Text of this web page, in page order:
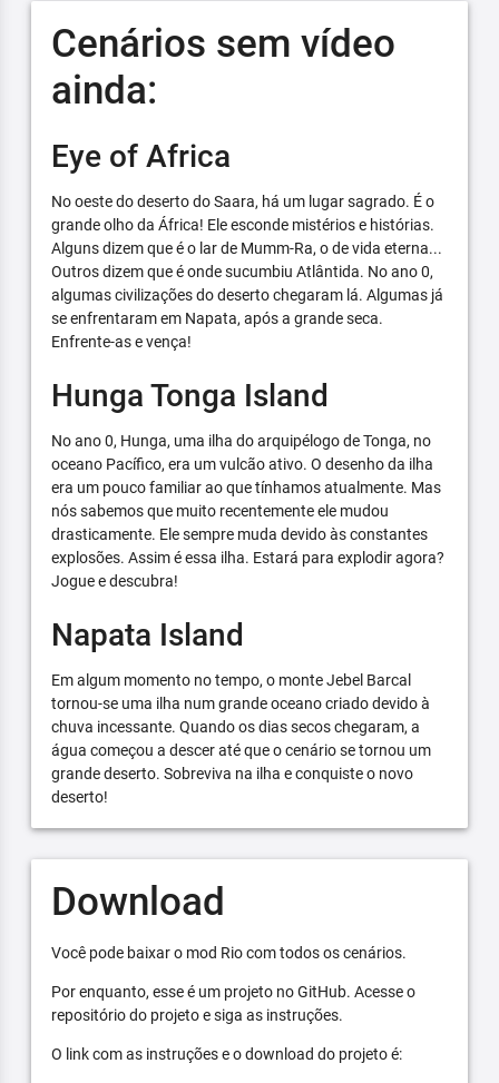
Cenários sem vídeo
ainda:
Eye of Africa
No oeste do deserto do Saara, há um lugar sagrado. É o
grande olho da África! Ele esconde mistérios e histórias.
Alguns dizem que é o lar de Mumm-Ra, o de vida eterna...
Outros dizem que é onde sucumbiu Atlântida. No ano 0,
algumas civilizações do deserto chegaram lá. Algumas já
se enfrentaram em Napata, após a grande seca.
Enfrente-as e vença!
Hunga Tonga Island
No ano 0, Hunga, uma ilha do arquipélogo de Tonga, no
oceano Pacífico, era um vulcão ativo. O desenho da ilha
era um pouco familiar ao que tínhamos atualmente. Mas
nós sabemos que muito recentemente ele mudou
drasticamente. Ele sempre muda devido às constantes
explosões. Assim é essa ilha. Estará para explodir agora?
Jogue e descubra!
Napata Island
Em algum momento no tempo, o monte Jebel Barcal
tornou-se uma ilha num grande oceano criado devido à
chuva incessante. Quando os dias secos chegaram, a
água começou a descer até que o cenário se tornou um
grande deserto. Sobreviva na ilha e conquiste o novo
deserto!
Download
Você pode baixar o mod Rio com todos os cenários.
Por enquanto, esse é um projeto no GitHub. Acesse o
repositório do projeto e siga as instruções.
O link com as instruções e o download do projeto é: